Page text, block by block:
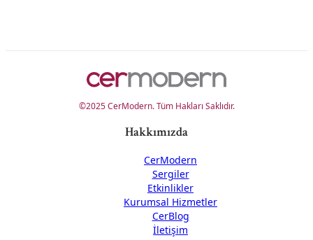
©2025 CerModern. Tüm Hakları Saklıdır.
Hakkımızda
CerModern
Sergiler
Etkinlikler
Kurumsal Hizmetler
CerBlog
İletişim